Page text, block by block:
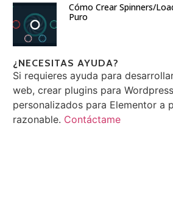
Cómo Crear Spinners/
Puro
¿NECESITAS AYUDA?
Si requieres ayuda para
web, crear plugins para
personalizados para Elementor a
razonable. Contáctame